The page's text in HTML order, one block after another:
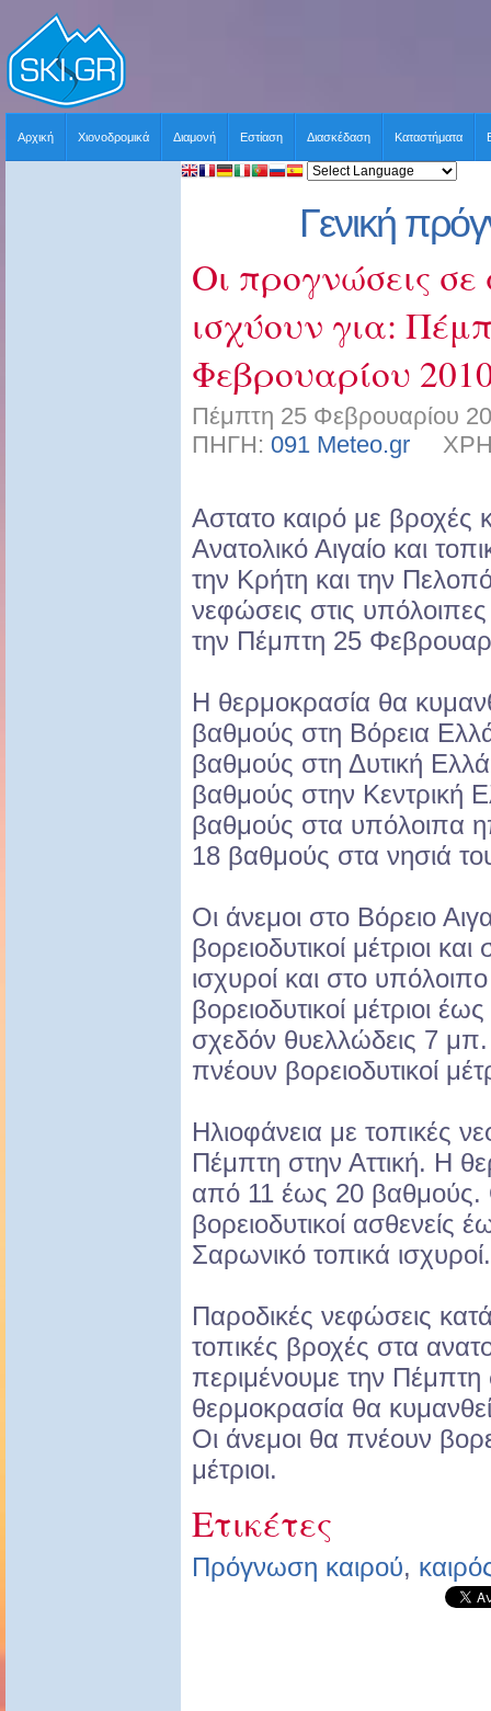
Αρχική Χιονοδρομικά Διαμονή Εστίαση Διασκέδαση Καταστήματα
Γενική
Οι προγνώσεις
ισχύουν για:
Φεβρουαρίου
Πέμπτη 25 Φεβρουαρίου
ΠΗΓΗ: 091 Meteo.gr
Αστατο καιρό με βροχές
Ανατολικό Αιγαίο και
την Κρήτη και την
νεφώσεις στις
την Πέμπτη 25
Η θερμοκρασία θα
βαθμούς στη Βόρεια
βαθμούς στη Δυτική
βαθμούς στην Κεντρική
βαθμούς στα υπόλοιπα
18 βαθμούς στα νησιά
Οι άνεμοι στο Βόρειο
βορειοδυτικοί μέτριοι
ισχυροί και στο υπόλοιπο
βορειοδυτικοί μέτριοι
σχεδόν θυελλώδεις 7 μπ.
πνέουν βορειοδυτικοί
Ηλιοφάνεια με τοπικές
Πέμπτη στην Αττική. Η
από 11 έως 20 βαθμούς.
βορειοδυτικοί ασθενείς
Σαρωνικό τοπικά ισχυροί.
Παροδικές νεφώσεις
τοπικές βροχές στα
περιμένουμε την
θερμοκρασία θα
Οι άνεμοι θα πνέουν
μέτριοι.
Ετικέτες
Πρόγνωση καιρού,